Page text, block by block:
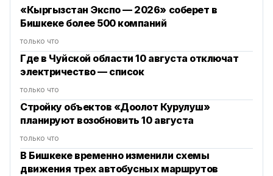
«Кыргызстан Экспо — 2026» соберет в
Бишкеке более 500 компаний
только что
Где в Чуйской области 10 августа отключат
электричество — список
только что
Стройку объектов «Доолот Курулуш»
планируют возобновить 10 августа
только что
В Бишкеке временно изменили схемы
движения трех автобусных маршрутов